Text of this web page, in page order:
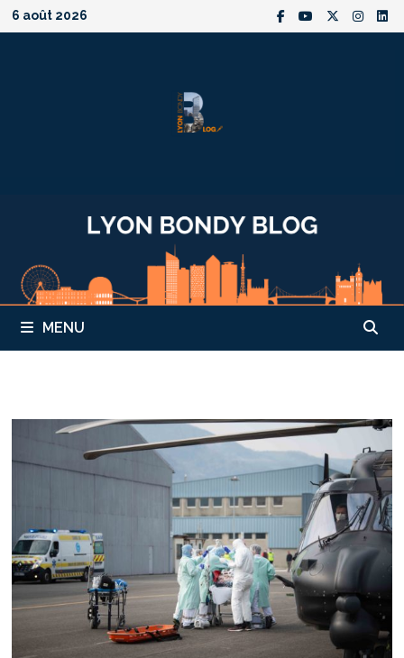
Passer
au
6 août 2026
MENU